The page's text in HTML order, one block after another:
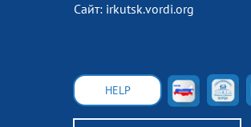
Сайт: irkutsk.vordi.org
HELP